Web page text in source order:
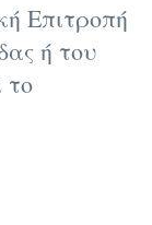
Επιτροπή
ή του
το